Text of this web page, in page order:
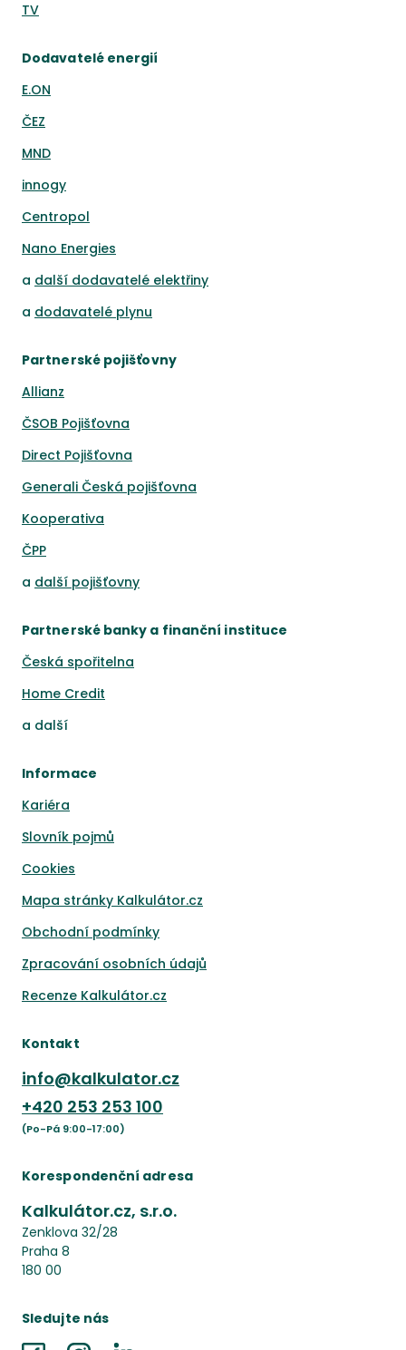
TV
Dodavatelé energií
E.ON
ČEZ
MND
innogy
Centropol
Nano Energies
a další dodavatelé elektřiny
a dodavatelé plynu
Partnerské pojišťovny
Allianz
ČSOB Pojišťovna
Direct Pojišťovna
Generali Česká pojišťovna
Kooperativa
ČPP
a další pojišťovny
Partnerské banky a finanční instituce
Česká spořitelna
Home Credit
a další
Informace
Kariéra
Slovník pojmů
Cookies
Mapa stránky Kalkulátor.cz
Obchodní podmínky
Zpracování osobních údajů
Recenze Kalkulátor.cz
Kontakt
info@kalkulator.cz
+420 253 253 100
(Po-Pá 9:00-17:00)
Korespondenční adresa
Kalkulátor.cz, s.r.o.
Zenklova 32/28
Praha 8
180 00
Sledujte nás